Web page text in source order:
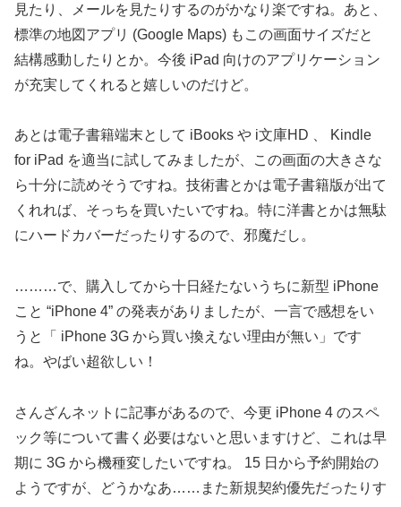
見たり、メールを見たりするのがかなり楽ですね。あと、
標準の地図アプリ (Google Maps) もこの画面サイズだと
結構感動したりとか。今後 iPad 向けのアプリケーション
が充実してくれると嬉しいのだけど。
あとは電子書籍端末として iBooks や i文庫HD 、 Kindle
for iPad を適当に試してみましたが、この画面の大きさな
ら十分に読めそうですね。技術書とかは電子書籍版が出て
くれれば、そっちを買いたいですね。特に洋書とかは無駄
にハードカバーだったりするので、邪魔だし。
………で、購入してから十日経たないうちに新型 iPhone
こと “iPhone 4” の発表がありましたが、一言で感想をい
うと「 iPhone 3G から買い換えない理由が無い」です
ね。やばい超欲しい！
さんざんネットに記事があるので、今更 iPhone 4 のスペ
ック等について書く必要はないと思いますけど、これは早
期に 3G から機種変したいですね。 15 日から予約開始の
ようですが、どうかなあ……また新規契約優先だったりす